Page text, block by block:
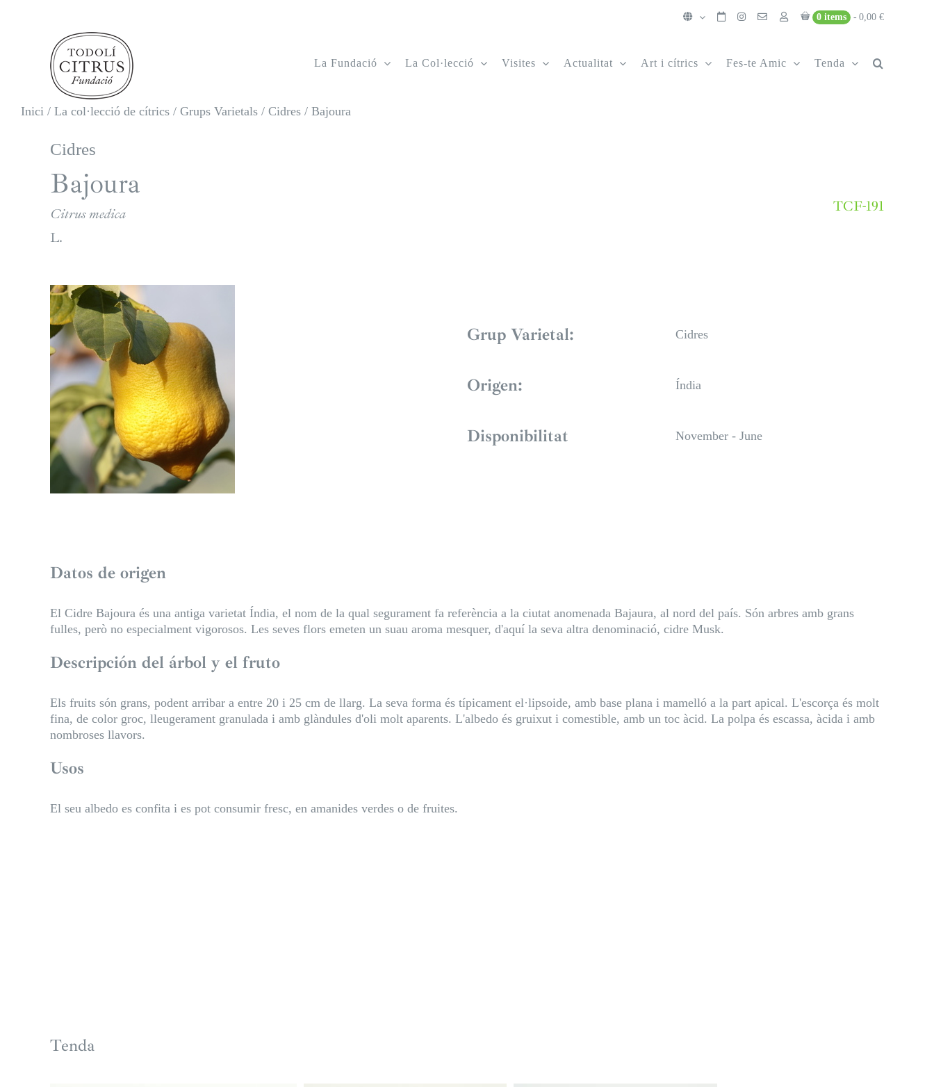
0 items 0,00 €
La Fundació La Col·lecció Visites Actualitat Art i cítrics Fes-te Amic Tenda
Inici / La col·lecció de cítrics / Grups Varietals / Cidres / Bajoura
Cidres
Bajoura
Citrus medica
L.
TCF-191
Grup Varietal: Cidres
Origen: Índia
Disponibilitat November - June
Datos de origen
El Cidre Bajoura és una antiga varietat Índia, el nom de la qual segurament fa referència a la ciutat anomenada Bajaura, al nord del país. Són arbres amb grans
fulles, però no especialment vigorosos. Les seves flors emeten un suau aroma mesquer, d'aquí la seva altra denominació, cidre Musk.
Descripción del árbol y el fruto
Els fruits són grans, podent arribar a entre 20 i 25 cm de llarg. La seva forma és típicament el·lipsoide, amb base plana i mamelló a la part apical. L'escorça és molt
fina, de color groc, lleugerament granulada i amb glàndules d'oli molt aparents. L'albedo és gruixut i comestible, amb un toc àcid. La polpa és escassa, àcida i amb
nombroses llavors.
Usos
El seu albedo es confita i es pot consumir fresc, en amanides verdes o de fruites.
Tenda